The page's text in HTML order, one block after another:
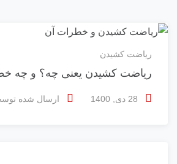
ریاضت کشیدن
ریاضت کشیدن یعنی چه؟ و چه
28 دی, 1400 ارسال شده